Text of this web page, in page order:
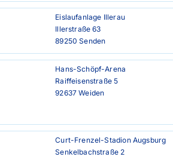
Eislaufanlage Illerau
Illerstraße 63
89250 Senden
Hans-Schöpf-Arena
Raiffeisenstraße 5
92637 Weiden
Curt-Frenzel-Stadion Augsburg
Senkelbachstraße 2